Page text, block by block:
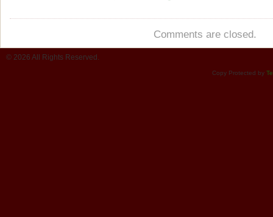
Comments are closed.
© 2026 All Rights Reserved.
Copy Protected by